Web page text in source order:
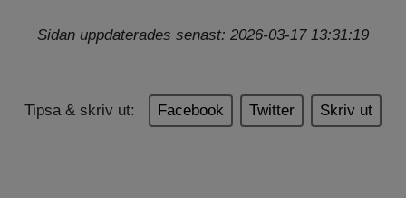
Sidan uppdaterades senast: 2026-03-17 13:31:19
Tipsa & skriv ut: Facebook Twitter Skriv ut